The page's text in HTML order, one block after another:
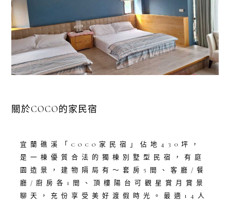
關於COCO的家民宿
宜蘭礁溪「coco家民宿」佔地430坪，
是一棟優質合法的獨棟別墅型民宿，有庭
園造景，建物隔局有～套房5間、客廳/餐
廳/廚房各1間、頂樓陽台可觀星賞月賞景
聊天，充份享受美好渡假時光。最適14人